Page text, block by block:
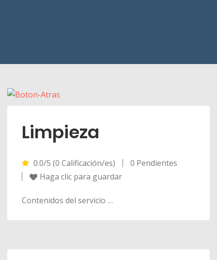
Limpieza
0.0/5 (0 Calificación/es)
0 Pendientes
Haga clic para guardar
Contenidos del servicio …